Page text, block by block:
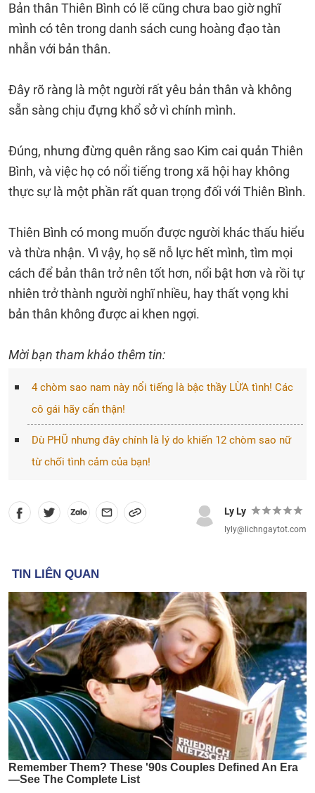
Bản thân Thiên Bình có lẽ cũng chưa bao giờ nghĩ
mình có tên trong danh sách cung hoàng đạo tàn
nhẫn với bản thân.
Đây rõ ràng là một người rất yêu bản thân và không
sẵn sàng chịu đựng khổ sở vì chính mình.
Đúng, nhưng đừng quên rằng sao Kim cai quản Thiên
Bình, và việc họ có nổi tiếng trong xã hội hay không
thực sự là một phần rất quan trọng đối với Thiên Bình.
Thiên Bình có mong muốn được người khác thấu hiểu
và thừa nhận. Vì vậy, họ sẽ nỗ lực hết mình, tìm mọi
cách để bản thân trở nên tốt hơn, nổi bật hơn và rồi tự
nhiên trở thành người nghĩ nhiều, hay thất vọng khi
bản thân không được ai khen ngợi.
Mời bạn tham khảo thêm tin:
4 chòm sao nam này nổi tiếng là bậc thầy LỪA tình! Các
cô gái hãy cẩn thận!
Dù PHŨ nhưng đây chính là lý do khiến 12 chòm sao nữ
từ chối tình cảm của bạn!
Ly Ly
lyly@lichngaytot.com